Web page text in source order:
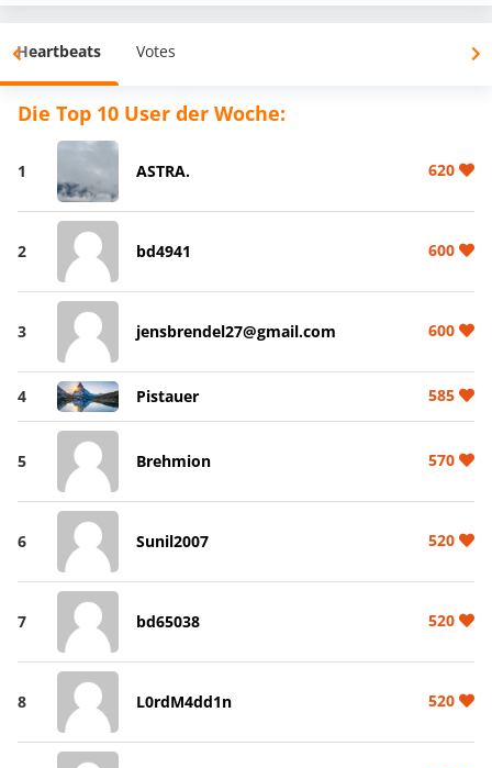
Heartbeats Votes
Die Top 10 User der Woche:
1 ASTRA. 620
2 bd4941 600
3 jensbrendel27@gmail.com 600
4 Pistauer 585
5 Brehmion 570
6 Sunil2007 520
7 bd65038 520
8 L0rdM4dd1n 520